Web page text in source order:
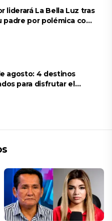
liderará La Bella Luz tras
padre por polémica con
agosto: 4 destinos
para disfrutar el